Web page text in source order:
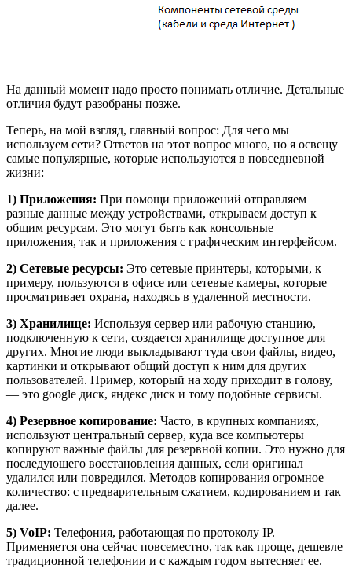
На данный момент надо просто понимать отличие. Детальные
отличия будут разобраны позже.
Теперь, на мой взгляд, главный вопрос: Для чего мы
используем сети? Ответов на этот вопрос много, но я освещу
самые популярные, которые используются в повседневной
жизни:
1) Приложения: При помощи приложений отправляем
разные данные между устройствами, открываем доступ к
общим ресурсам. Это могут быть как консольные
приложения, так и приложения с графическим интерфейсом.
2) Сетевые ресурсы: Это сетевые принтеры, которыми, к
примеру, пользуются в офисе или сетевые камеры, которые
просматривает охрана, находясь в удаленной местности.
3) Хранилище: Используя сервер или рабочую станцию,
подключенную к сети, создается хранилище доступное для
других. Многие люди выкладывают туда свои файлы, видео,
картинки и открывают общий доступ к ним для других
пользователей. Пример, который на ходу приходит в голову,
— это google диск, яндекс диск и тому подобные сервисы.
4) Резервное копирование: Часто, в крупных компаниях,
используют центральный сервер, куда все компьютеры
копируют важные файлы для резервной копии. Это нужно для
последующего восстановления данных, если оригинал
удалился или повредился. Методов копирования огромное
количество: с предварительным сжатием, кодированием и так
далее.
5) VoIP: Телефония, работающая по протоколу IP.
Применяется она сейчас повсеместно, так как проще, дешевле
традиционной телефонии и с каждым годом вытесняет ее.